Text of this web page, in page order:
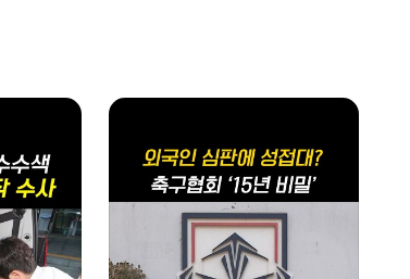
디펜스월드
1230~1300